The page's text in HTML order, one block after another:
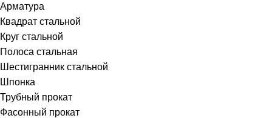
Арматура
Квадрат стальной
Круг стальной
Полоса стальная
Шестигранник стальной
Шпонка
Трубный прокат
Фасонный прокат